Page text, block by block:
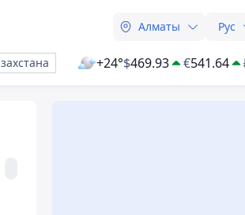
Алматы Рус
+24°$469.93 €541.64